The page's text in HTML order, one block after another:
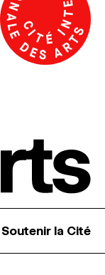
Soutenir la Cité